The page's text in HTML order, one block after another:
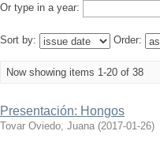
Or type in a year:
Sort by: Order:
Now showing items 1-20 of 38
Presentación: Hongos
Tovar Oviedo, Juana (2017-01-26)